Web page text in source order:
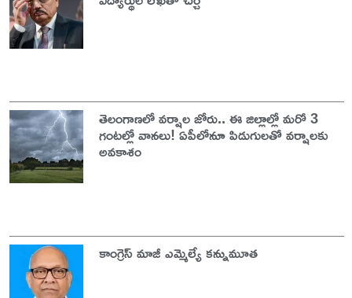
తెలంగాణలో వర్షాల జోరు.. ఈ జిల్లాల్లో మరో 3
గంటల్లో వానలు! ఏపీలోనూ పిడుగులతో వర్షాలకు
అవకాశం
కాంగ్రెస్ మాజీ ఎమ్మెల్యే కన్నుమూత